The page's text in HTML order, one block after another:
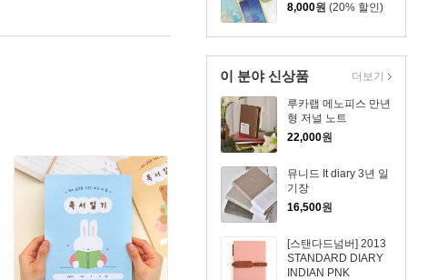
8,000원 (20% 할인)
이 분야 신상품
루카랩 메노피스 만년
형 저널 노트
22,000원
뮤니드 It diary 3년 일
기장
16,500원
[스탠다드넘버] 2013
STANDARD DIARY
INDIAN PNK
더보기